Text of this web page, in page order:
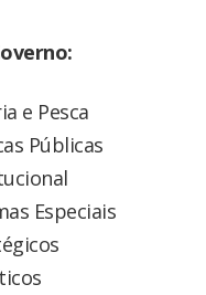
e Pesca
Públicas
Especiais